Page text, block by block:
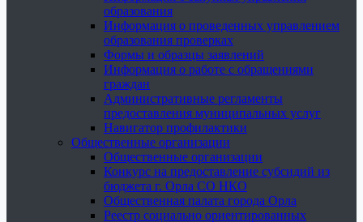
образования
Информация о проведенных управлением
образования проверках
Формы и образцы заявлений
Информация о работе с обращениями
граждан
Административные регламенты
предоставления муниципальных услуг
Навигатор профилактики
Общественные организации
Общественные организации
Конкурс на предоставление субсидий из
бюджета г. Орла СО НКО
Общественная палата города Орла
Реестр социально ориентированных